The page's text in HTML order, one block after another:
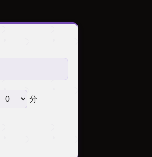
分